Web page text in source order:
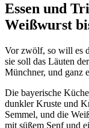
Essen und
Weißwurst
Vor zwölf, so will es
sie soll das Läuten
Münchner, und ganz
Die bayerische
dunkler Kruste und
Semmel, und die
mit süßem Senf und